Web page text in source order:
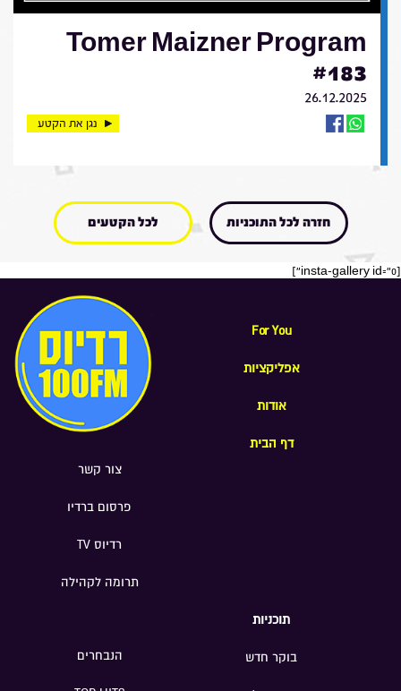
Tomer Maizner Program
#183
26.12.2025
נגן את הקטע
חזרה לכל התוכניות לכל הקטעים
[insta-gallery id="0"]
For You
אפליקציות
אודות
דף הבית
צור קשר
פרסום ברדיו
רדיוס TV
תרומה לקהילה
תוכניות
בוקר חדש הנבחרים